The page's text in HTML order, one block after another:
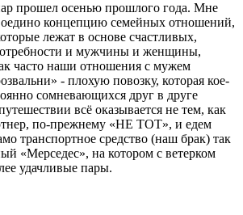
прошел осенью прошлого года. Мне
воедино концепцию семейных отношений,
лежат в основе счастливых,
и мужчины и женщины,
часто наши отношения с мужем
- плохую повозку, которая кое-
сомневающихся друг в друге
всё оказывается не тем, как
по-прежнему «НЕ ТОТ», и едем
транспортное средство (наш брак) так
«Мерседес», на котором с ветерком
удачливые пары.